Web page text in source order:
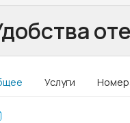
Услуги